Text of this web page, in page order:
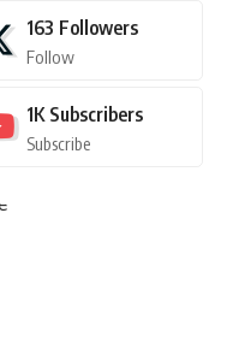
163 Followers
Follow
1K Subscribers
Subscribe